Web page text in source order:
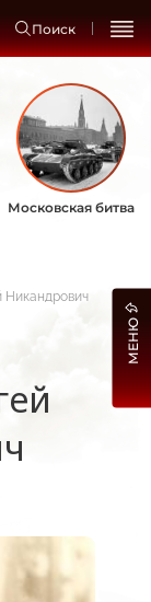
Поиск
Московская битва
Никандрович
МЕНЮ